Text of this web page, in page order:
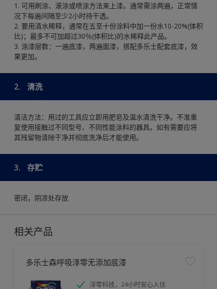
1. 可用刷涂、滚涂或喷涂方法来上漆。通常需涂两遍，正常情
况下每遍间隔至少2小时待干透。
2. 要用清水稀释，通常在五至十份涂料中加一份水10-20%(体积
比)；最多不可加超过30％(体积比)的水稀释此产品。
3. 涂漆层数：一遍底漆，两遍面漆，搭配多乐士配套底漆，效
果更加。
2. 清洗
清洁方法：用过的工具应立即用肥皂及温水清洗干净。不准重
复使用接触过不同型号、不同性能涂料的器具。如有需要应将
其残留物清除干净并彻底洗净后才能使用。
3. 存贮
密闭，阴凉处存放
相关产品
多乐士森呼吸淳零无添加底漆
淳零科技，24小时安心入住